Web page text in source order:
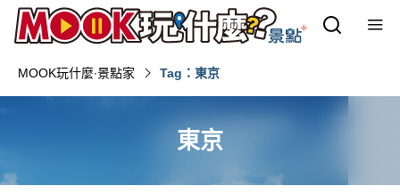
MOOK玩什麼‧景點家 Tag：東京
東京